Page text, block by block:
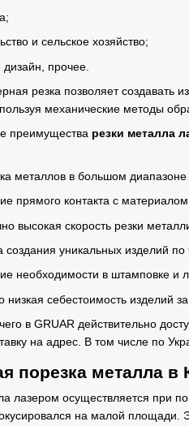
и сельское хозяйство;
прочее.
резка позволяет
механические методы
преимущества резки металла
металлов в большом
прямого контакта с
высокая скорость резки
создания уникальных изделий
необходимости в штамповке и
низкая себестоимость изделий
в GRUAR действительно
на адрес. В том числе по
порезка металла в
лазером осуществляется при
на малой площади.